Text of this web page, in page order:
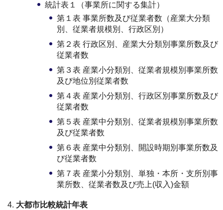
統計表１（事業所に関する集計）
第１表 事業所数及び従業者数（産業大分類
別、従業者規模別、行政区別）
第２表 行政区別、産業大分類別事業所数及び
従業者数
第３表 産業小分類別、従業者規模別事業所数
及び地位別従業者数
第４表 産業小分類別、行政区別事業所数及び
従業者数
第５表 産業中分類別、従業者規模別事業所数
及び従業者数
第６表 産業中分類別、開設時期別事業所数及
び従業者数
第７表 産業小分類別、単独・本所・支所別事
業所数、従業者数及び売上(収入)金額
大都市比較統計年表